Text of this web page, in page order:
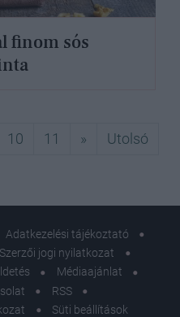
finom sós
10 11 » Következő
Utolsó
Adatkezelési tájékoztató
Szerzői jogi nyilatkozat
Médiaajánlat
RSS
Süti beállítások